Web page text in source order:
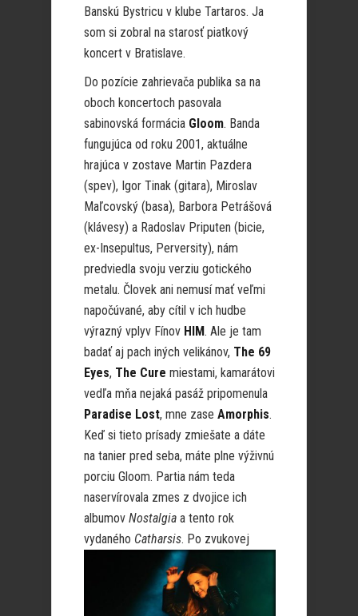
Banskú Bystricu v klube Tartaros. Ja
som si zobral na starosť piatkový
koncert v Bratislave.
Do pozície zahrievača publika sa na
oboch koncertoch pasovala
sabinovská formácia Gloom. Banda
fungujúca od roku 2001, aktuálne
hrajúca v zostave Martin Pazdera
(spev), Igor Tinak (gitara), Miroslav
Maľcovský (basa), Barbora Petrášová
(klávesy) a Radoslav Priputen (bicie,
ex-Insepultus, Perversity), nám
predviedla svoju verziu gotického
metalu. Človek ani nemusí mať veľmi
napočúvané, aby cítil v ich hudbe
výrazný vplyv Fínov HIM. Ale je tam
badať aj pach iných velikánov, The 69
Eyes, The Cure miestami, kamarátovi
vedľa mňa nejaká pasáž pripomenula
Paradise Lost, mne zase Amorphis.
Keď si tieto prísady zmiešate a dáte
na tanier pred seba, máte plne výživnú
porciu Gloom. Partia nám teda
naservírovala zmes z dvojice ich
albumov Nostalgia a tento rok
vydaného Catharsis. Po zvukovej